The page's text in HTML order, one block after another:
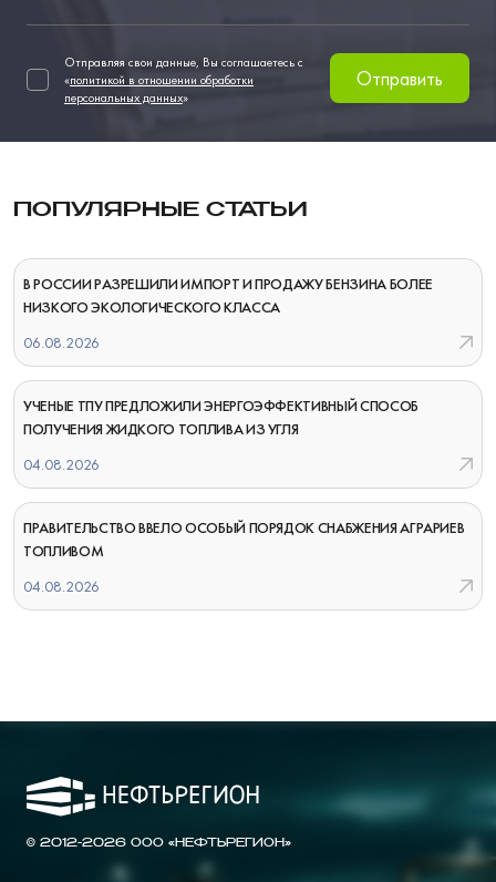
Отправляя свои данные, Вы соглашаетесь с
«политикой в отношении обработки
персональных данных»
Отправить
ПОПУЛЯРНЫЕ СТАТЬИ
В РОССИИ РАЗРЕШИЛИ ИМПОРТ И ПРОДАЖУ БЕНЗИНА БОЛЕЕ
НИЗКОГО ЭКОЛОГИЧЕСКОГО КЛАССА
06.08.2026
УЧЕНЫЕ ТПУ ПРЕДЛОЖИЛИ ЭНЕРГОЭФФЕКТИВНЫЙ СПОСОБ
ПОЛУЧЕНИЯ ЖИДКОГО ТОПЛИВА ИЗ УГЛЯ
04.08.2026
ПРАВИТЕЛЬСТВО ВВЕЛО ОСОБЫЙ ПОРЯДОК СНАБЖЕНИЯ АГРАРИЕВ
ТОПЛИВОМ
04.08.2026
© 2012-2026 ООО «НЕФТЬРЕГИОН»